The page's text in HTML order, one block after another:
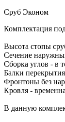
Сруб Эконом
Комплектация
Высота стопы
Сечение
Сборка углов - в
Балки
Фронтоны без
Кровля -
В данную